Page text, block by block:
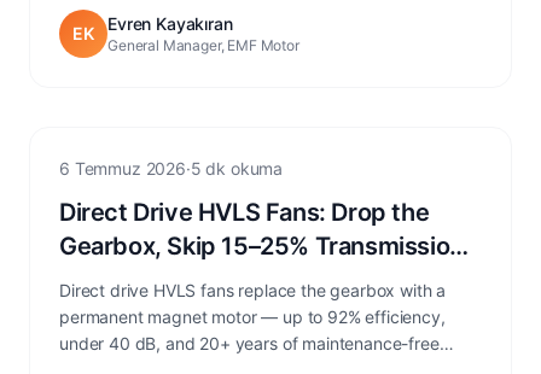
kontrol listesini EMF SQMC serisi üzerinden ele alır.
EK
Evren Kayakıran
General Manager, EMF Motor
technology
6 Temmuz 2026·5 dk okuma
Direct Drive HVLS Fans: Drop the
Gearbox, Skip 15–25% Transmission
Losses
Direct drive HVLS fans replace the gearbox with a
permanent magnet motor — up to 92% efficiency,
under 40 dB, and 20+ years of maintenance-free